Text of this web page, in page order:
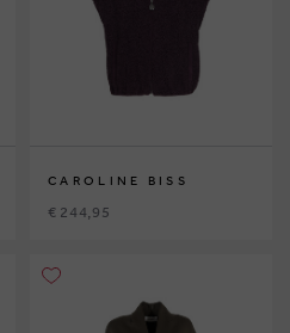
CAROLINE BISS
€ 244,95